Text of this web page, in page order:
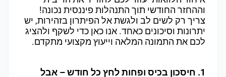
וההחזר החודשי תוך התנהלות פיננסית נכונה!
צריך רק לשים לב ולגשת אל הפיתרון בזהירות, יש
יתרונות וסיכונים כאחד. אנו כאן כדי לשקף ולהציג
לכם את התמונה המלאה וייעוץ מקצועי מתקדם.
1. חיסכון בכיס ופחות לחץ כל חודש – אבל